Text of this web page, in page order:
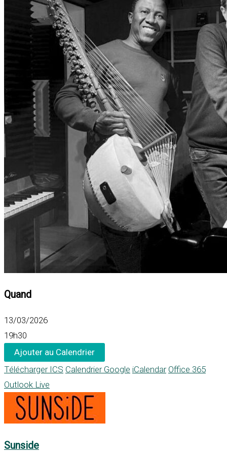
Quand
13/03/2026
19h30
Ajouter au Calendrier
Télécharger ICS Calendrier Google iCalendar Office 365
Outlook Live
Sunside